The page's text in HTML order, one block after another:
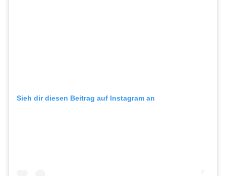
Sieh dir diesen Beitrag auf Instagram an